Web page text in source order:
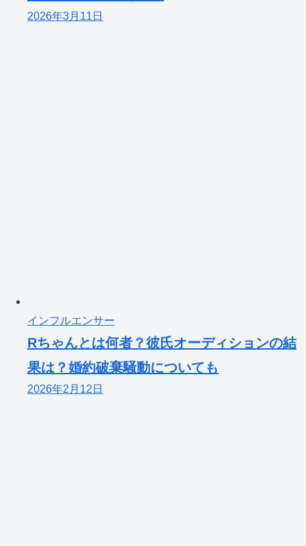
2026年3月11日
インフルエンサー
Rちゃんとは何者？彼氏オーディションの結
果は？婚約破棄騒動についても
2026年2月12日